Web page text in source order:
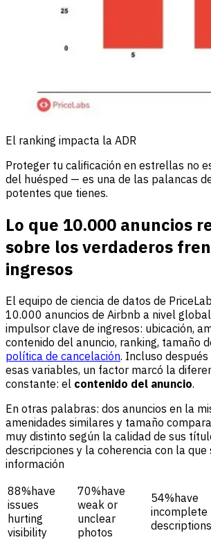
El ranking impacta la ADR
Proteger tu calificación en estrellas no
del huésped — es una de las palancas
potentes que tienes.
Lo que 10.000 anuncios
sobre los verdaderos
ingresos
El equipo de ciencia de datos de
10.000 anuncios de Airbnb a nivel
impulsor clave de ingresos: ubicación,
contenido del anuncio, ranking, tamaño
política de cancelación. Incluso
esas variables, un factor marcó la
constante: el contenido del anuncio.
En otras palabras: dos anuncios en la
amenidades similares y tamaño
muy distinto según la calidad de sus
descripciones y la coherencia con la
información
88%have
issues
hurting
visibility
70%have
weak or
unclear
photos
54%have
incomplete
descriptions